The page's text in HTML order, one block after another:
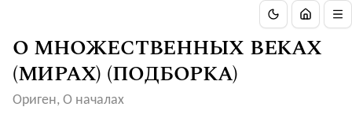
О МНОЖЕСТВЕННЫХ ВЕКАХ
(МИРАХ) (ПОДБОРКА)
Ориген, О началах